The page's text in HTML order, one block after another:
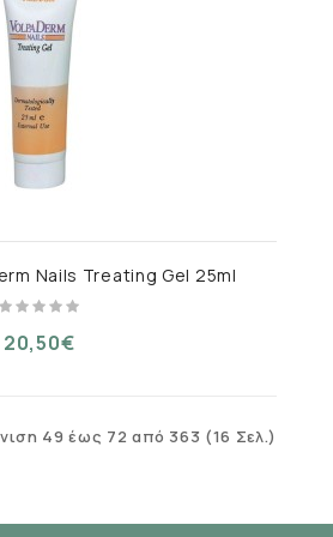
Nails Treating Gel 25ml
20,50€
49 έως 72 από 363 (16 Σελ.)